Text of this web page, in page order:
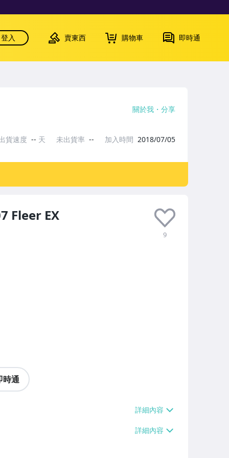
登入 賣東西 購物車 即時通
Fleer EX
9
時通
關於我 分享
貨速度 -- 天 未出貨率 -- 加入時間 2018/07/05